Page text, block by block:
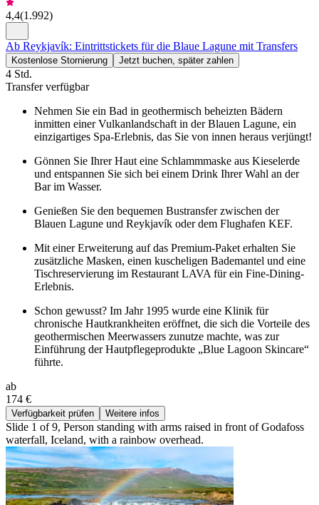
4,4(1.992)
Ab Reykjavík: Eintrittstickets für die Blaue Lagune mit Transfers
Kostenlose Stornierung Jetzt buchen, später zahlen
4 Std.
Transfer verfügbar
Nehmen Sie ein Bad in geothermisch beheizten Bädern
inmitten einer Vulkanlandschaft in der Blauen Lagune, ein
einzigartiges Spa-Erlebnis, das Sie von innen heraus verjüngt!
Gönnen Sie Ihrer Haut eine Schlammmaske aus Kieselerde
und entspannen Sie sich bei einem Drink Ihrer Wahl an der
Bar im Wasser.
Genießen Sie den bequemen Bustransfer zwischen der
Blauen Lagune und Reykjavík oder dem Flughafen KEF.
Mit einer Erweiterung auf das Premium-Paket erhalten Sie
zusätzliche Masken, einen kuscheligen Bademantel und eine
Tischreservierung im Restaurant LAVA für ein Fine-Dining-
Erlebnis.
Schon gewusst? Im Jahr 1995 wurde eine Klinik für
chronische Hautkrankheiten eröffnet, die sich die Vorteile des
geothermischen Meerwassers zunutze machte, was zur
Einführung der Hautpflegeprodukte „Blue Lagoon Skincare“
führte.
ab
174 €
Verfügbarkeit prüfen Weitere infos
Slide 1 of 9, Person standing with arms raised in front of Godafoss
waterfall, Iceland, with a rainbow overhead.